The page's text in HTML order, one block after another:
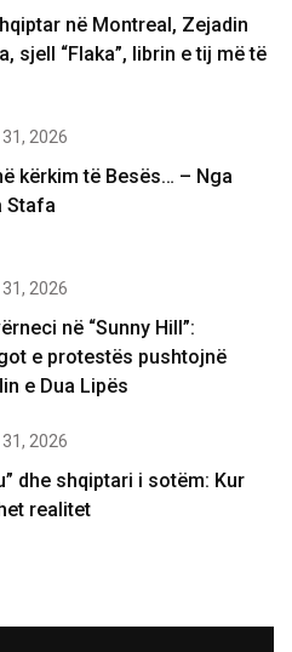
në Montreal, Zejadin
sjell “Flaka”, librin e tij më të
2026
kërkim të Besës… – Nga
Stafa
2026
në “Sunny Hill”:
e protestës pushtojnë
e Dua Lipës
2026
dhe shqiptari i sotëm: Kur
realitet